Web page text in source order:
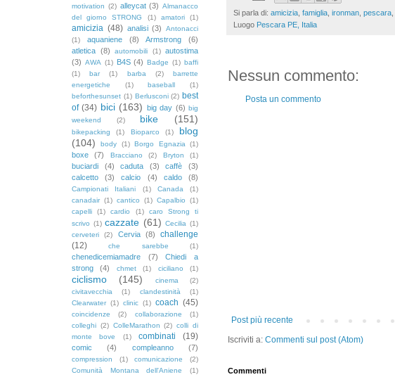
Si parla di: amicizia famiglia ironman pescara
Luogo Pescara PE, Italia
Nessun commento:
Posta un commento
Post più recente
Iscriviti a: Commenti sul post (Atom)
Commenti
motivation (2) alleycat (3) Almanacco
del giorno STRONG
(1) amatori (1)
amicizia (48) analisi (3)
Antonacci
(1)
aquaniene (8) Armstrong
(6)
atletica (8) automobili (1) autostima
(3) AWA (1) B4S (4) Badge (1) baffi
(1)
bar (1) barba (2)
barrette
energetiche
(1) baseball
(1)
beforthesunset (1) Berlusconi (2) best
of (34) bici (163) big day (6) big
weekend
(2) bike (151)
bikepacking (1) Bioparco (1)
blog
(104)
body (1) Borgo Egnazia (1)
boxe (7) Bracciano (2) Bryton (1)
buciardi (4) caduta (3) caffè
(3)
calcetto
(3) calcio (4) caldo (8)
Campionati Italiani (1) Canada
(1)
canadair (1) cantico (1) Capalbio
(1)
capelli
(1) cardio (1)
caro Strong ti
scrivo (1) cazzate (61) Cecilia (1)
cerveteri
(2) Cervia (8)
challenge
(12)
che sarebbe (1)
chenedicemiamadre (7)
Chiedi a
strong
(4) chmet (1) ciciliano (1)
ciclismo (145) cinema
(2)
civitavecchia
(1) clandestinità
(1)
Clearwater (1) clinic (1) coach (45)
coincidenze (2) collaborazione
(1)
colleghi (2) ColleMarathon (2) colli di
monte bove
(1) combinati (19)
comic (4) compleanno (7)
compression (1) comunicazione
(2)
Comunità Montana dell'Aniene
(1)